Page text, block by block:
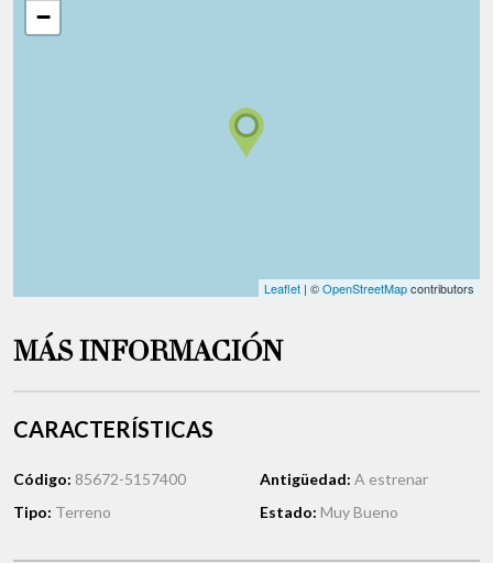
−
Leaflet | ©OpenStreetMapcontributors
MÁS INFORMACIÓN
CARACTERÍSTICAS
Código: 85672-5157400
Tipo: Terreno
Antigüedad: A estrenar
Estado: Muy Bueno